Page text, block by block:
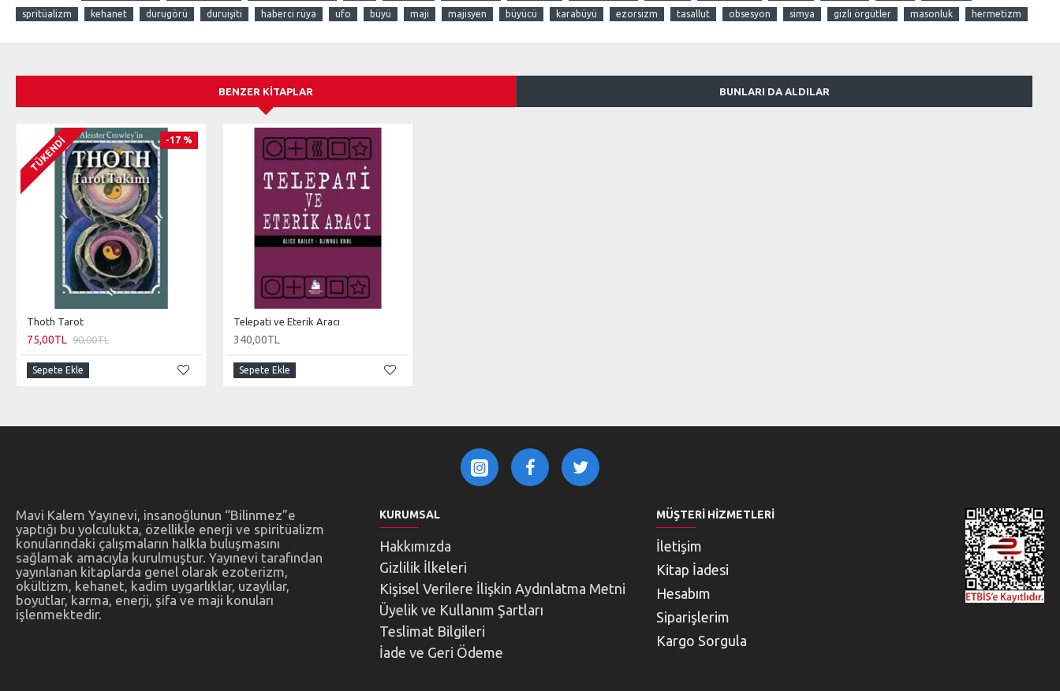
spritüalizm kehanet durugörü duruişiti haberci rüya ufo büyü maji majisyen büyücü karabüyü ezorsizm tasallut obsesyon simya gizli örgütler masonluk hermetizm
BENZER KITAPLAR BUNLARI DA ALDILAR
-17 %
TÜKENDI
Thoth Tarot
75,00TL 90,00TL
Sepete Ekle
Telepati ve Eterik Aracı
340,00TL
Sepete Ekle
Mavi Kalem Yayınevi, insanoğlunun “Bilinmez”e
yaptığı bu yolculukta, özellikle enerji ve spiritüalizm
konularındaki çalışmaların halkla buluşmasını
sağlamak amacıyla kurulmuştur. Yayınevi tarafından
yayınlanan kitaplarda genel olarak ezoterizm,
okültizm, kehanet, kadim uygarlıklar, uzaylılar,
boyutlar, karma, enerji, şifa ve maji konuları
işlenmektedir.
KURUMSAL
Hakkımızda
Gizlilik İlkeleri
Kişisel Verilere İlişkin Aydınlatma Metni
Üyelik ve Kullanım Şartları
Teslimat Bilgileri
İade ve Geri Ödeme
MÜŞTERI HIZMETLERI
İletişim
Kitap İadesi
Hesabım
Siparişlerim
Kargo Sorgula